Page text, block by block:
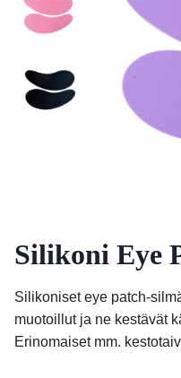
Silikoni Eye
Silikoniset eye patch-
muotoillut ja ne kestävät
Erinomaiset mm.